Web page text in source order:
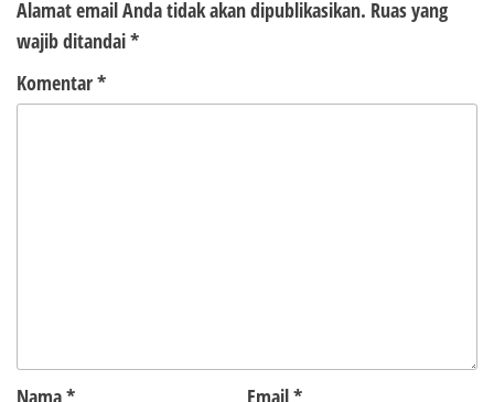
Alamat email Anda tidak akan dipublikasikan. Ruas yang
wajib ditandai*
Komentar*
Nama* Email*